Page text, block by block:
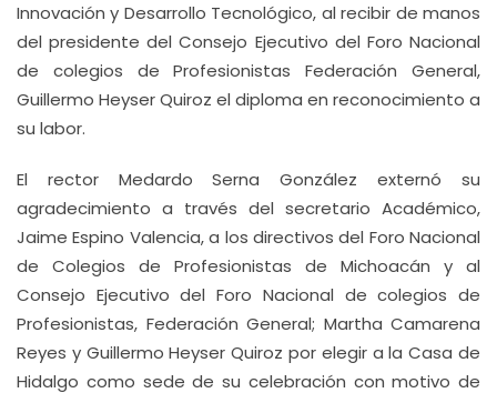
Innovación y Desarrollo Tecnológico, al recibir de manos
del presidente del Consejo Ejecutivo del Foro Nacional
de colegios de Profesionistas Federación General,
Guillermo Heyser Quiroz el diploma en reconocimiento a
su labor.
El rector Medardo Serna González externó su
agradecimiento a través del secretario Académico,
Jaime Espino Valencia, a los directivos del Foro Nacional
de Colegios de Profesionistas de Michoacán y al
Consejo Ejecutivo del Foro Nacional de colegios de
Profesionistas, Federación General; Martha Camarena
Reyes y Guillermo Heyser Quiroz por elegir a la Casa de
Hidalgo como sede de su celebración con motivo de